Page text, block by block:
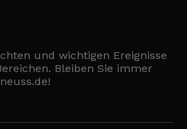
und wichtigen Ereignisse
Bleiben Sie immer